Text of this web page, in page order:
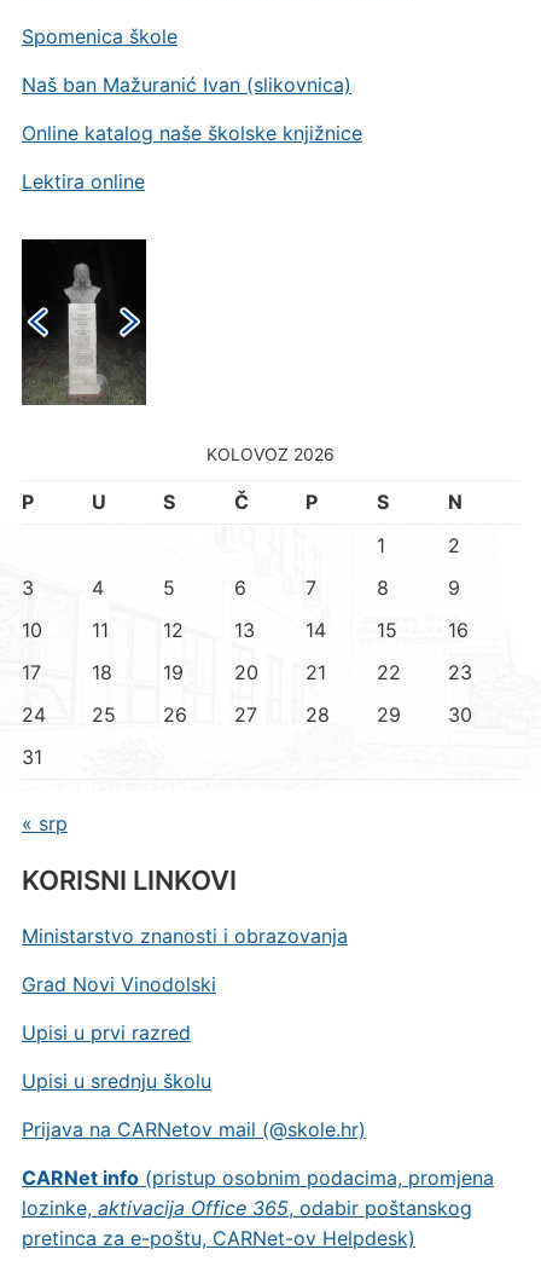
Spomenica škole
Naš ban Mažuranić Ivan (slikovnica)
Online katalog naše školske knjižnice
Lektira online
KOLOVOZ 2026
P U S Č P S
N
1
2
3
4 5 6 7 8
9
10
11 12 13 14 15
16
17
18 19 20 21 22
23
24
25 26 27 28 29
30
31
« srp
KORISNI LINKOVI
Ministarstvo znanosti i obrazovanja
Grad Novi Vinodolski
Upisi u prvi razred
Upisi u srednju školu
Prijava na CARNetov mail (@skole.hr)
CARNet info(pristup osobnim podacima, promjena
lozinke, aktivacija Office 365, odabir poštanskog
pretinca za e-poštu, CARNet-ov Helpdesk)